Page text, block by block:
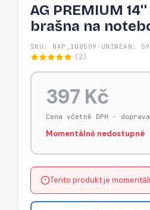
AG PREMIUM
brašna na
SKU: NAP_108509-UNIWEAN:
(2)
397 Kč
Cena včetně DPH ·
Momentálně nedostupné
Tento produkt je